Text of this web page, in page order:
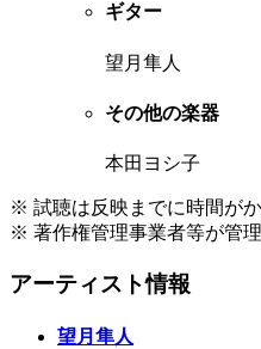
ギター
望月隼人
その他の楽器
本田ヨシ子
※ 試聴は反映までに時間が
※ 著作権管理事業者等が管
アーティスト情報
望月隼人